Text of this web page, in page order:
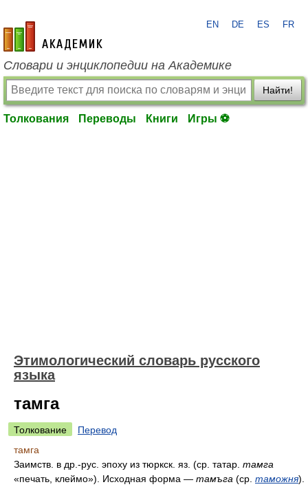
academic.ru
EN DE ES FR
Словари и энциклопедии на Академике
Найти!
Толкования Переводы Книги Игры ⚽
Этимологический словарь русского
языка
тамга
Толкование
Перевод
тамга
Заимств. в др.-рус. эпоху из тюркск. яз. (ср. татар. тамга
«печать, клеймо»). Исходная форма — тамъга (ср. таможня).